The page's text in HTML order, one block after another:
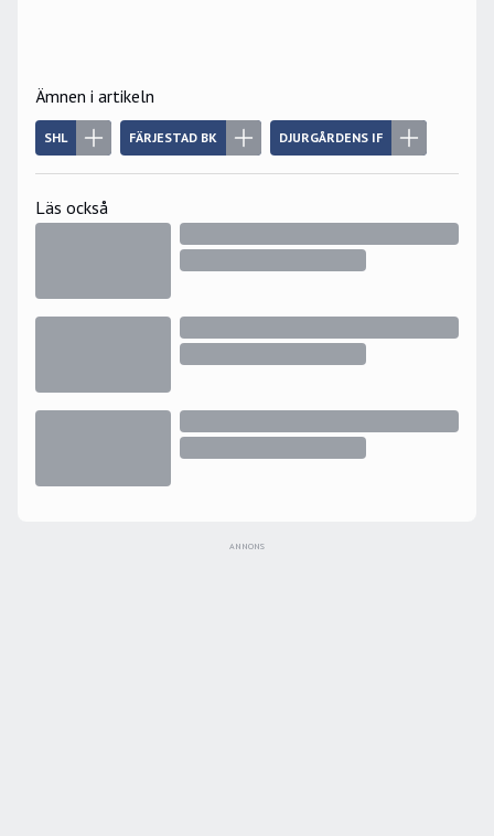
Ämnen i artikeln
SHL FÄRJESTAD BK DJURGÅRDENS IF
Läs också
ANNONS